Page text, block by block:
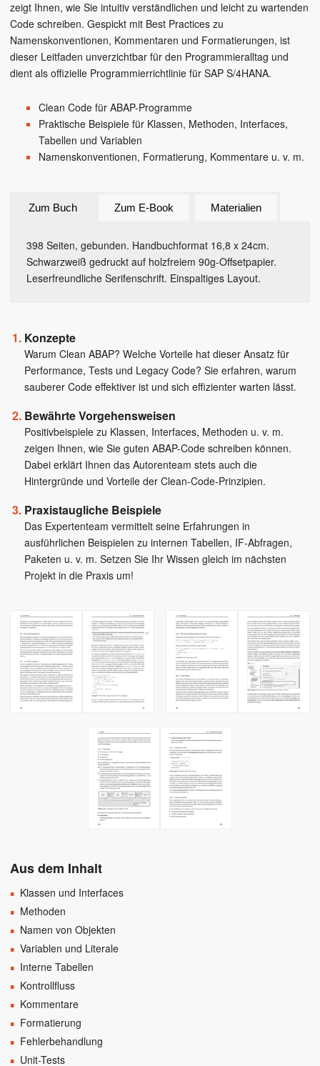
zeigt Ihnen, wie Sie intuitiv verständlichen und leicht zu wartenden
Code schreiben. Gespickt mit Best Practices zu
Namenskonventionen, Kommentaren und Formatierungen, ist
dieser Leitfaden unverzichtbar für den Programmieralltag und
dient als offizielle Programmierrichtlinie für SAP S/4HANA.
Clean Code für ABAP-Programme
Praktische Beispiele für Klassen, Methoden, Interfaces,
Tabellen und Variablen
Namenskonventionen, Formatierung, Kommentare u. v. m.
Zum Buch Zum E-Book Materialien
398 Seiten, gebunden. Handbuchformat 16,8 x 24cm.
Schwarzweiß gedruckt auf holzfreiem 90g-Offsetpapier.
Leserfreundliche Serifenschrift. Einspaltiges Layout.
Konzepte
Warum Clean ABAP? Welche Vorteile hat dieser Ansatz für
Performance, Tests und Legacy Code? Sie erfahren, warum
sauberer Code effektiver ist und sich effizienter warten lässt.
Bewährte Vorgehensweisen
Positivbeispiele zu Klassen, Interfaces, Methoden u. v. m.
zeigen Ihnen, wie Sie guten ABAP-Code schreiben können.
Dabei erklärt Ihnen das Autorenteam stets auch die
Hintergründe und Vorteile der Clean-Code-Prinzipien.
Praxistaugliche Beispiele
Das Expertenteam vermittelt seine Erfahrungen in
ausführlichen Beispielen zu internen Tabellen, IF-Abfragen,
Paketen u. v. m. Setzen Sie Ihr Wissen gleich im nächsten
Projekt in die Praxis um!
Aus dem Inhalt
Klassen und Interfaces
Methoden
Namen von Objekten
Variablen und Literale
Interne Tabellen
Kontrollfluss
Kommentare
Formatierung
Fehlerbehandlung
Unit-Tests